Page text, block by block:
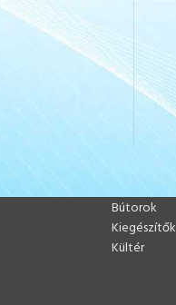
Bútorok
Kiegészítők
Kültér